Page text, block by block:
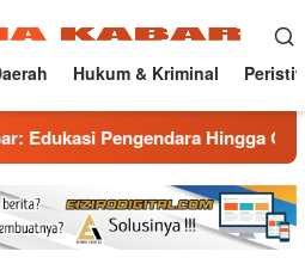
Hukum & Kriminal
Hingga Ganti Knalpot